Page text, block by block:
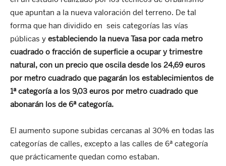
que apuntan a la nueva valoración del terreno. De tal
forma que han dividido en seis categorías las vías
públicas y estableciendo la nueva Tasa por cada metro
cuadrado o fracción de superficie a ocupar y trimestre
natural, con un precio que oscila desde los 24,69 euros
por metro cuadrado que pagarán los establecimientos de
1ª categoría a los 9,03 euros por metro cuadrado que
abonarán los de 6ª categoría.
El aumento supone subidas cercanas al 30% en todas las
categorías de calles, excepto a las calles de 6ª categoría
que prácticamente quedan como estaban.